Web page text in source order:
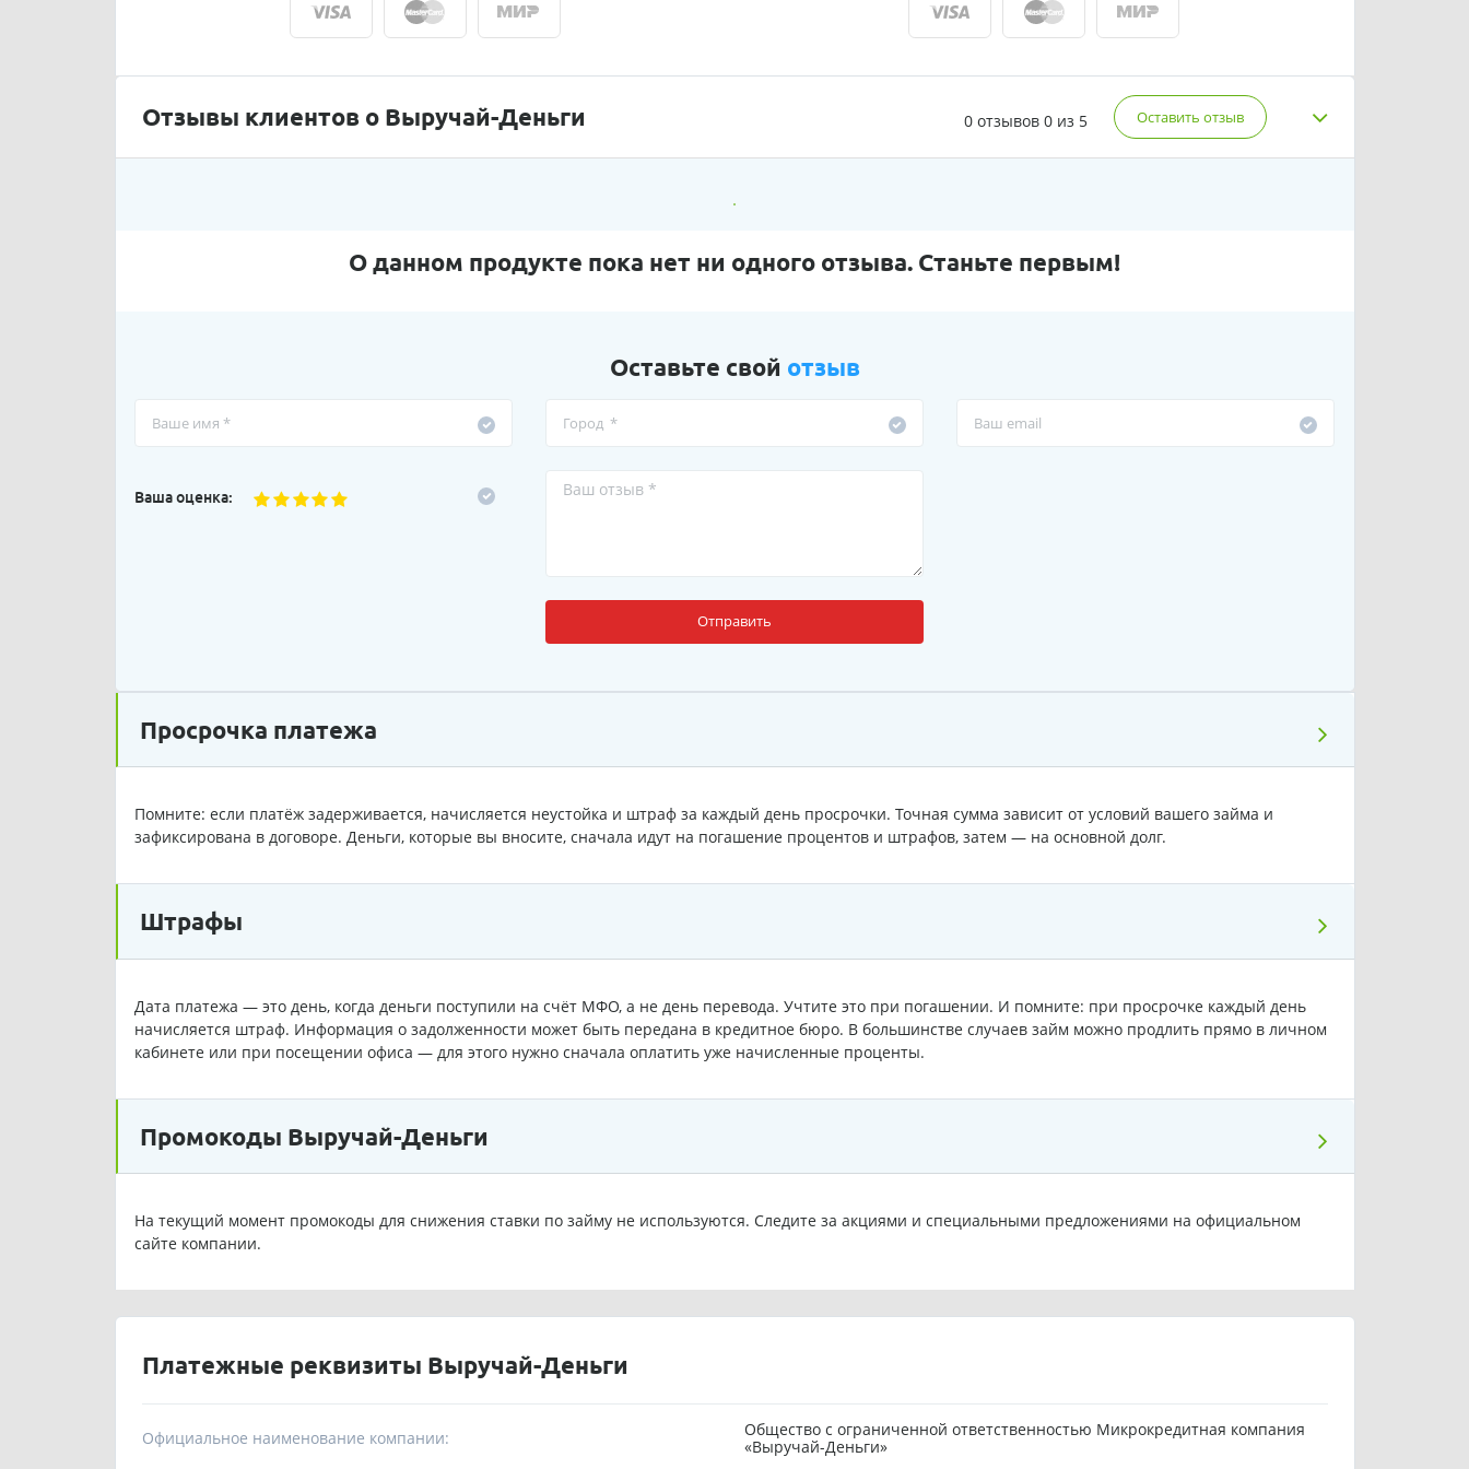
Отзывы клиентов о Выручай-Деньги 0 отзывов 0 из 5 Оставить отзыв
О данном продукте пока нет ни одного отзыва. Станьте первым!
Оставьте свой отзыв
Ваша оценка:
Отправить
Просрочка платежа
Помните: если платёж задерживается, начисляется неустойка и штраф за каждый день просрочки. Точная сумма зависит от условий вашего займа и
зафиксирована в договоре. Деньги, которые вы вносите, сначала идут на погашение процентов и штрафов, затем — на основной долг.
Штрафы
Дата платежа — это день, когда деньги поступили на счёт МФО, а не день перевода. Учтите это при погашении. И помните: при просрочке каждый день
начисляется штраф. Информация о задолженности может быть передана в кредитное бюро. В большинстве случаев займ можно продлить прямо в личном
кабинете или при посещении офиса — для этого нужно сначала оплатить уже начисленные проценты.
Промокоды Выручай-Деньги
На текущий момент промокоды для снижения ставки по займу не используются. Следите за акциями и специальными предложениями на официальном
сайте компании.
Платежные реквизиты Выручай-Деньги
Официальное наименование компании:
Общество с ограниченной ответственностью Микрокредитная компания
«Выручай-Деньги»